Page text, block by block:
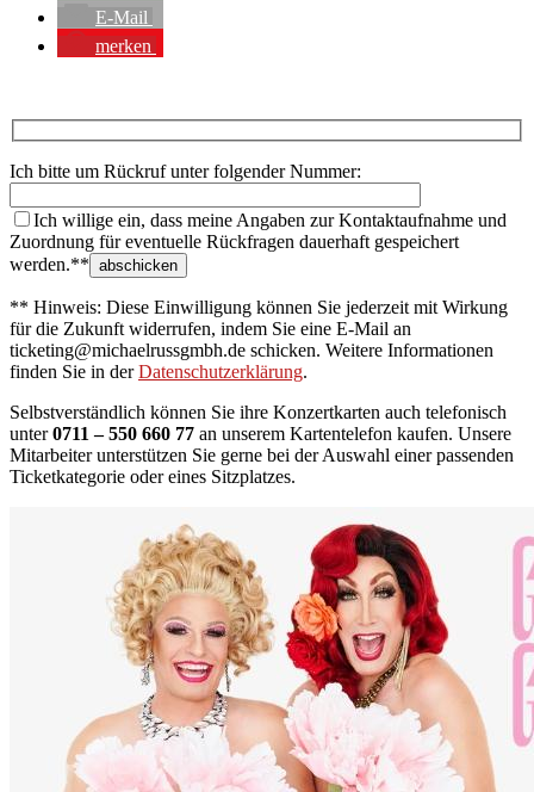
E-Mail
merken
Ich bitte um Rückruf unter folgender Nummer:
Ich willige ein, dass meine Angaben zur Kontaktaufnahme und
Zuordnung für eventuelle Rückfragen dauerhaft gespeichert
werden.**
** Hinweis: Diese Einwilligung können Sie jederzeit mit Wirkung
für die Zukunft widerrufen, indem Sie eine E-Mail an
ticketing@michaelrussgmbh.de schicken. Weitere Informationen
finden Sie in derDatenschutzerklärung.
Selbstverständlich können Sie ihre Konzertkarten auch telefonisch
unter0711 – 550 660 77 an unserem Kartentelefon kaufen. Unsere
Mitarbeiter unterstützen Sie gerne bei der Auswahl einer passenden
Ticketkategorie oder eines Sitzplatzes.